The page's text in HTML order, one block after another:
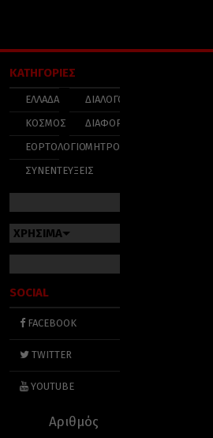
ΚΑΤΗΓΟΡΙΕΣ
ΕΛΛΑΔΑ
ΚΟΣΜΟΣ
ΕΟΡΤΟΛΟΓΙΟ
ΣΥΝΕΝΤΕΥΞΕΙΣ
ΔΙΑΛΟΓΟΣ
ΔΙΑΦΟΡΑ
ΜΗΤΡΟΠΟΛΕΙΣ
ΧΡΗΣΙΜΑ
SOCIAL
FACEBOOK
TWITTER
YOUTUBE
Αριθμός